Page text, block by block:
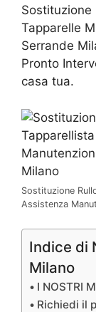
Sostituzione
Tapparelle
Serrande
Pronto
casa tua.
Sostituzione
Assistenza
Indice di
Milano
I NOSTRI
Richiedi il